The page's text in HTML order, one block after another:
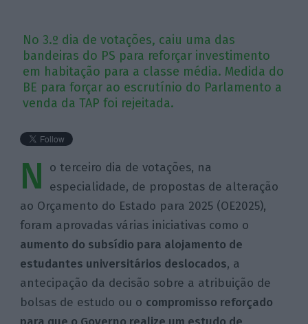
No 3.º dia de votações, caiu uma das
bandeiras do PS para reforçar investimento
em habitação para a classe média. Medida do
BE para forçar ao escrutínio do Parlamento a
venda da TAP foi rejeitada.
N
o terceiro dia de votações, na
especialidade, de propostas de alteração
ao Orçamento do Estado para 2025 (OE2025),
foram aprovadas várias iniciativas como o
aumento do subsídio para alojamento de
estudantes universitários deslocados, a
antecipação da decisão sobre a atribuição de
bolsas de estudo ou o compromisso reforçado